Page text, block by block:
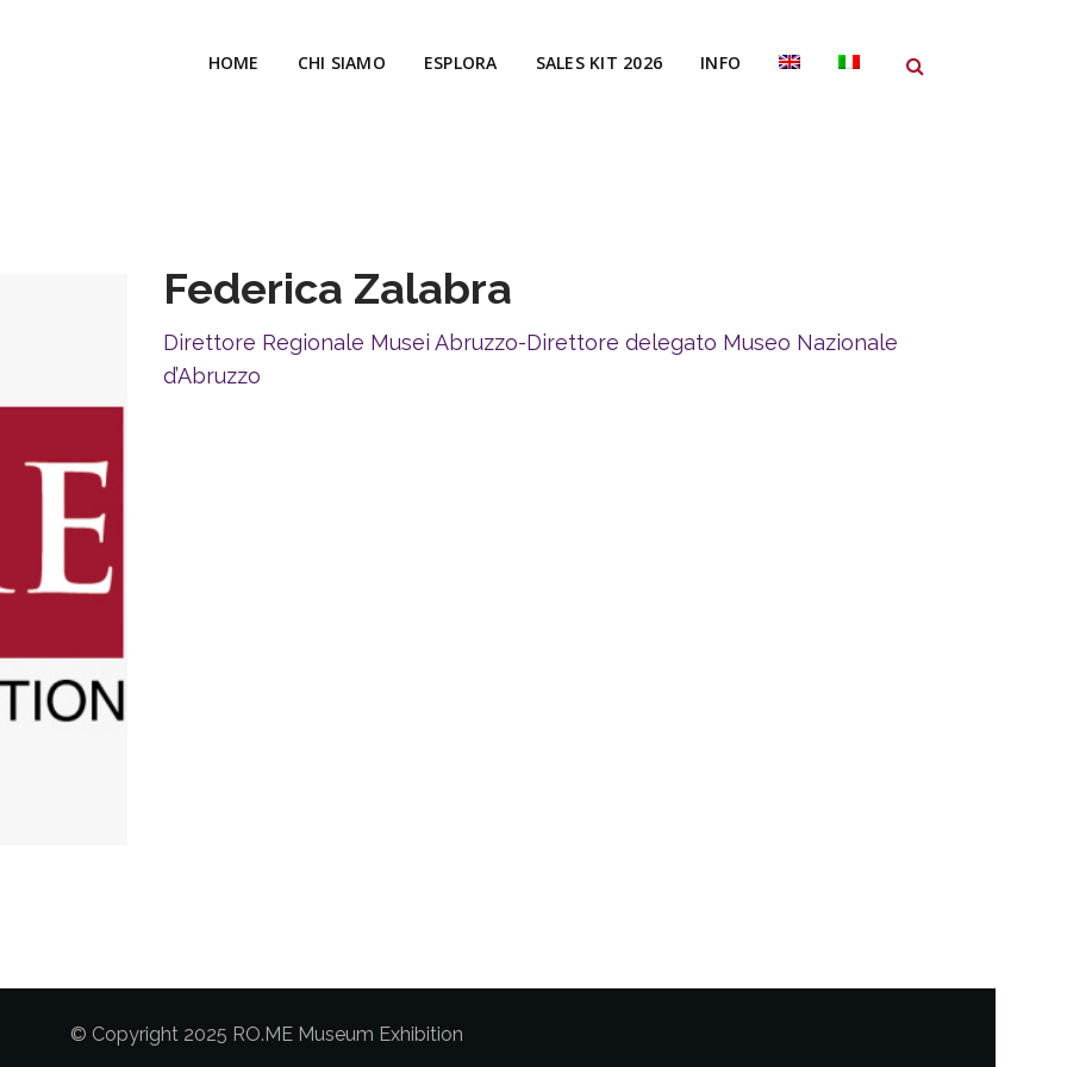
HOME CHI SIAMO ESPLORA SALES KIT 2026 INFO
Federica Zalabra
Direttore Regionale Musei Abruzzo-Direttore delegato Museo Nazionale
d’Abruzzo
© Copyright 2025 RO.ME Museum Exhibition